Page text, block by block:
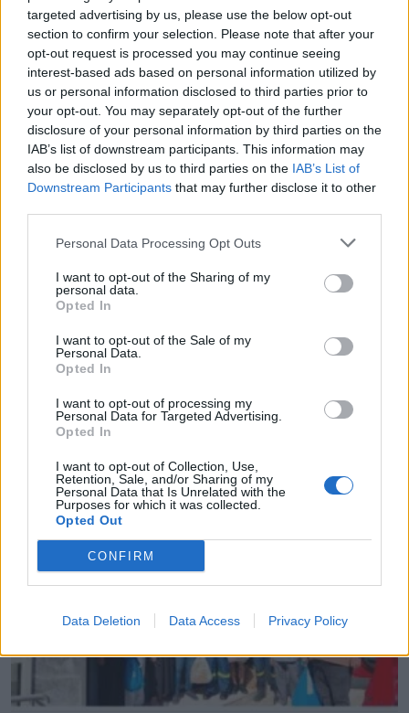
targeted advertising by us, please use the below opt-out
section to confirm your selection. Please note that after your
opt-out request is processed you may continue seeing
interest-based ads based on personal information utilized by
us or personal information disclosed to third parties prior to
your opt-out. You may separately opt-out of the further
disclosure of your personal information by third parties on the
IAB’s list of downstream participants. This information may
also be disclosed by us to third parties on the IAB’s List of
Downstream Participants that may further disclose it to other
Personal Data Processing Opt Outs
I want to opt-out of the Sharing of my
personal data.
Opted In
I want to opt-out of the Sale of my
Personal Data.
Opted In
I want to opt-out of processing my
Personal Data for Targeted Advertising.
Opted In
I want to opt-out of Collection, Use,
Retention, Sale, and/or Sharing of my
Personal Data that Is Unrelated with the
Purposes for which it was collected.
Opted Out
CONFIRM
Data Deletion Data Access Privacy Policy
Επικίνδυνο εύρημα στο Ποικίλο Όρος
10.08.2026 - 13.54
1,7 εκατ. ευρώ για μέτρα πυροπροστασίας σε
σχολεία από το ΥΠΟΙΚ
10.08.2026 - 13.44